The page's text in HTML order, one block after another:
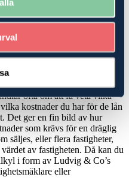
bästa möjliga lösningen när
.
kan du bli hjälpt av att be
för att veta
ofta om att få veta vilka
kostnader du har för de lån
Det ger en fin bild av hur
som krävs för en dräglig
säljes, eller flera fastigheter,
av fastigheten. Då kan du
i form av Ludvig & Co’s
eller